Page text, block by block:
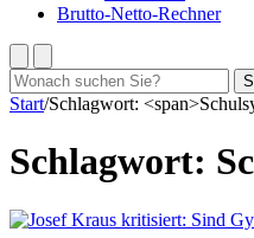
Brutto-Netto-Rechner
Suchen
nach:
Start/Schlagwort:
Schlagwort: